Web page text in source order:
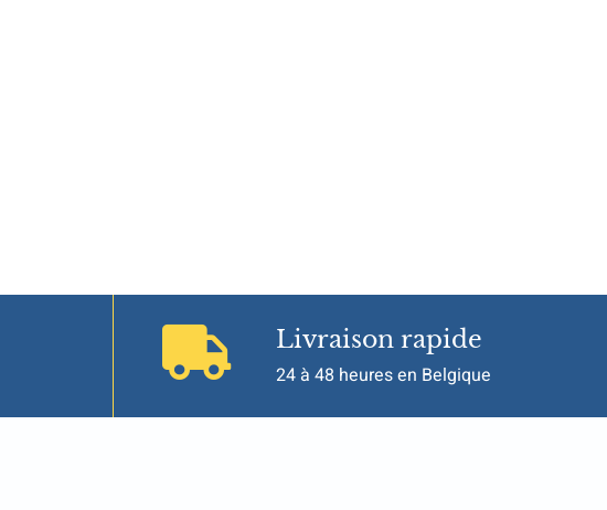
Livraison rapide
24 à 48 heures en Belgique